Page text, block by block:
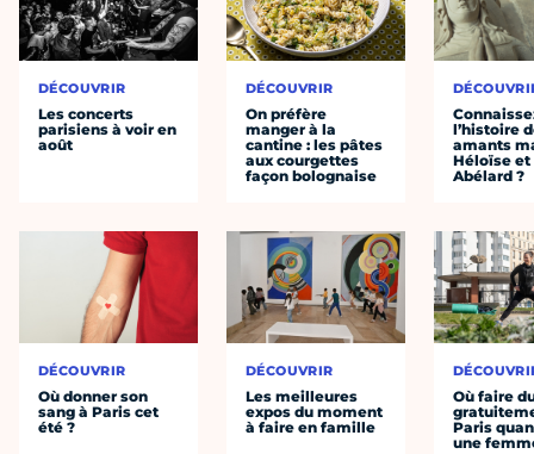
DÉCOUVRIR
Les concerts
parisiens à voir en
août
DÉCOUVRIR
Où donner son
sang à Paris cet
été ?
DÉCOUVRIR
On préfère
manger à la
cantine : les pâtes
aux courgettes
façon bolognaise
DÉCOUVRIR
Les meilleures
expos du moment
à faire en famille
l’histoire
amants
Héloïse et
Abélard ?
Où faire
Paris
une